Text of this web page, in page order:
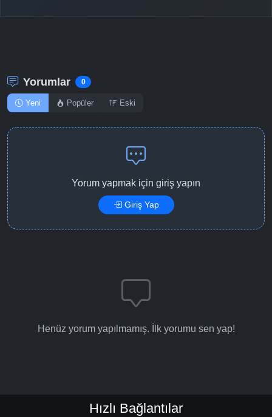
Bölüm No: 13
Yorumlar 0
Yeni Popüler Eski
Yorum yapmak için giriş yapın
Giriş Yap
Henüz yorum yapılmamış. İlk yorumu sen yap!
Hızlı Bağlantılar